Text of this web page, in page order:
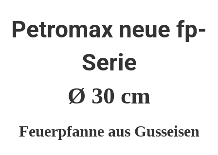
Petromax neue fp-
Serie
Ø 30 cm
Feuerpfanne aus Gusseisen